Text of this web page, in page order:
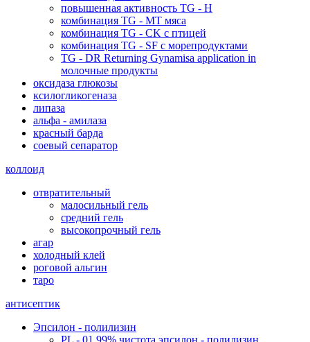
повышенная активность TG - H
комбинация TG - MT мяса
комбинация TG - CK с птицей
комбинация TG - SF с морепродуктами
TG - DR Returning Gynamisa application in
молочные продукты
оксидаза глюкозы
ксилогликогеназа
липаза
альфа - амилаза
красный барда
соевый сепаратор
коллоид
отвратительный
малосильный гель
средний гель
высокопрочный гель
агар
холодный клей
роговой альгин
таро
антисептик
Эпсилон - полилизин
PL - 01 99% чистота эпсилон - полилизин